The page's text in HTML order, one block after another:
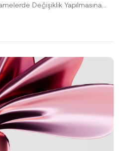
Değişiklik Yapılmasına